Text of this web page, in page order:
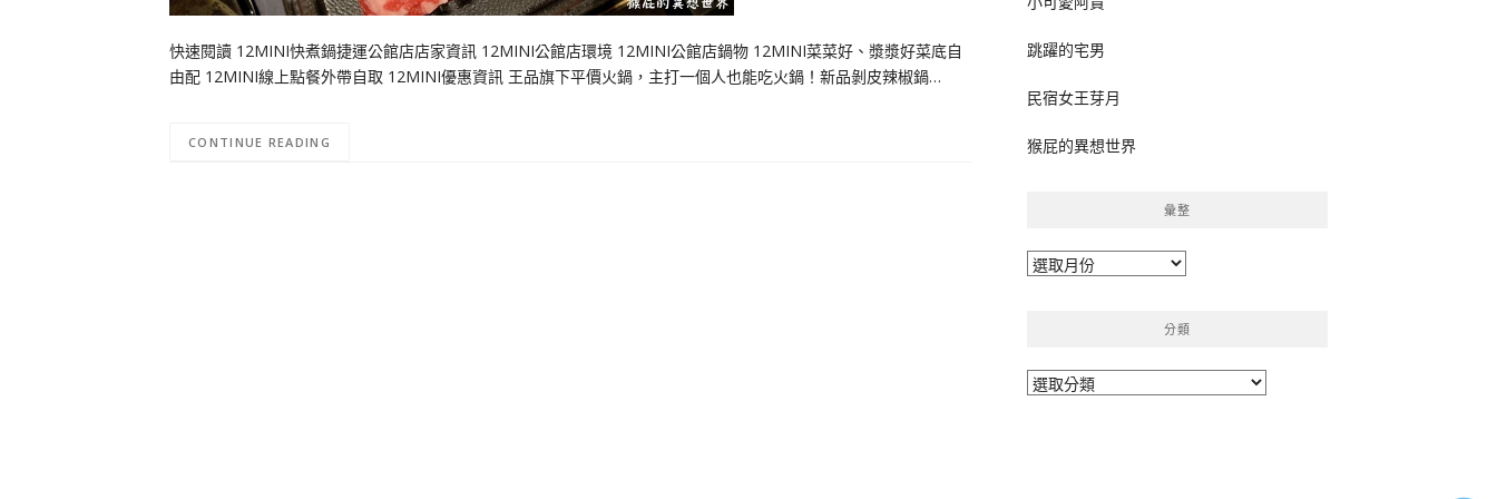
快速閱讀 12MINI快煮鍋捷運公館店店家資訊 12MINI公館店環境 12MINI公館店鍋物 12MINI菜菜好、漿漿好菜底自
由配 12MINI線上點餐外帶自取 12MINI優惠資訊 王品旗下平價火鍋，主打一個人也能吃火鍋！新品剝皮辣椒鍋…
CONTINUE READING
跳躍的宅男
民宿女王芽月
猴屁的異想世界
彙整
彙
分類
分